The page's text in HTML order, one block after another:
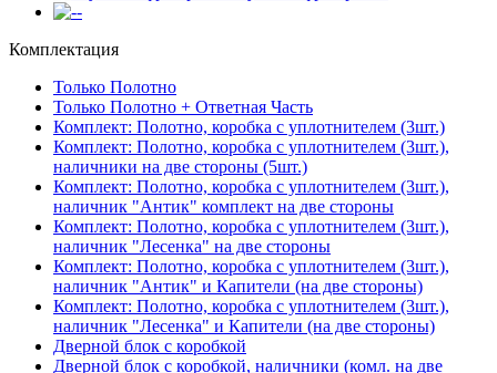
-
Комплектация
Только Полотно
Только Полотно + Ответная Часть
Комплект: Полотно, коробка с уплотнителем (3шт.)
Комплект: Полотно, коробка с уплотнителем (3шт.),
наличники на две стороны (5шт.)
Комплект: Полотно, коробка с уплотнителем (3шт.),
наличник "Антик" комплект на две стороны
Комплект: Полотно, коробка с уплотнителем (3шт.),
наличник "Лесенка" на две стороны
Комплект: Полотно, коробка с уплотнителем (3шт.),
наличник "Антик" и Капители (на две стороны)
Комплект: Полотно, коробка с уплотнителем (3шт.),
наличник "Лесенка" и Капители (на две стороны)
Дверной блок с коробкой
Дверной блок с коробкой, наличники (комл. на две